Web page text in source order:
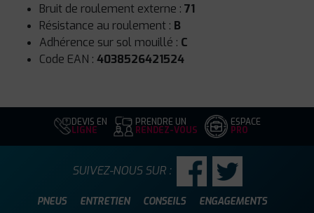
Bruit de roulement externe : 71
Résistance au roulement : B
Adhérence sur sol mouillé : C
Code EAN : 4038526421524
DEVIS EN
LIGNE
PRENDRE UN
RENDEZ-VOUS
ESPACE
PRO
PNEUS ENTRETIEN CONSEILS ENGAGEMENTS
SUIVEZ-NOUS SUR :